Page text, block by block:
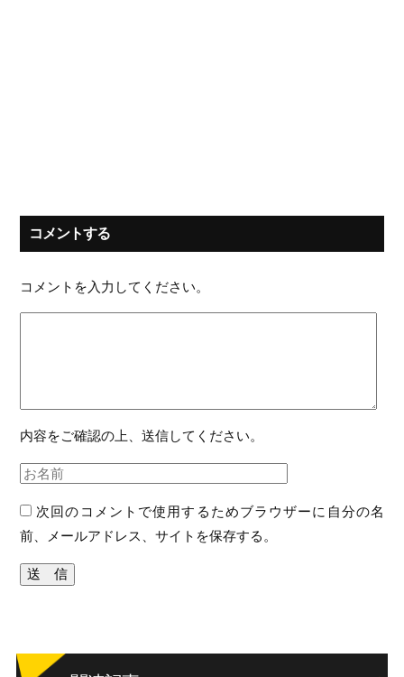
コメントする
コメントを入力してください。
内容をご確認の上、送信してください。
次回のコメントで使用するためブラウザーに自分の名
前、メールアドレス、サイトを保存する。